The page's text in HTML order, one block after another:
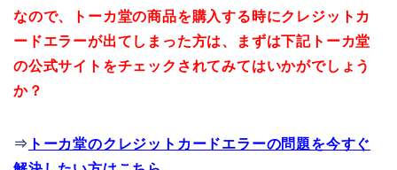
なので、トーカ堂の商品を購入する時にクレジットカ
ードエラーが出てしまった方は、まずは下記トーカ堂
の公式サイトをチェックされてみてはいかがでしょう
か？
⇒ トーカ堂のクレジットカードエラーの問題を今すぐ